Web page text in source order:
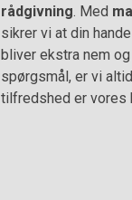
rådgivning. Med
sikrer vi at din
bliver ekstra nem
spørgsmål, er vi
tilfredshed er vores